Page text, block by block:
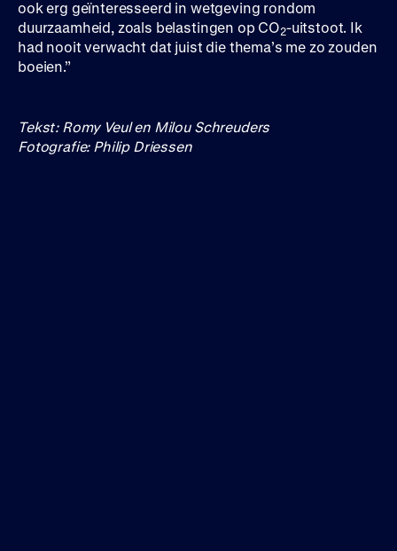
ook erg geïnteresseerd in wetgeving rondom
duurzaamheid, zoals belastingen op CO2-uitstoot. Ik
had nooit verwacht dat juist die thema’s me zo zouden
boeien.”
Tekst: Romy Veul en Milou Schreuders
Fotografie: Philip Driessen